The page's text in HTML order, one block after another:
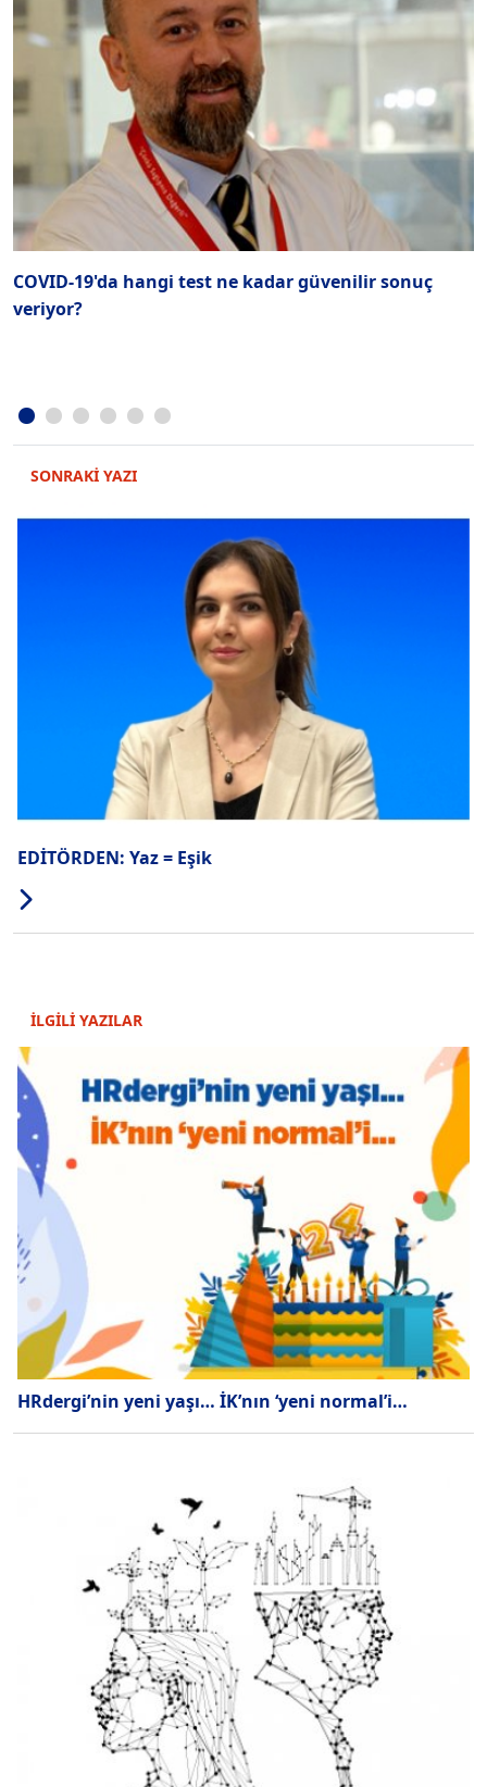
COVID-19'da hangi test ne kadar güvenilir sonuç
veriyor?
SONRAKİ YAZI
EDİTÖRDEN: Yaz = Eşik
İLGİLİ YAZILAR
HRdergi’nin yeni yaşı… İK’nın ‘yeni normal’i…